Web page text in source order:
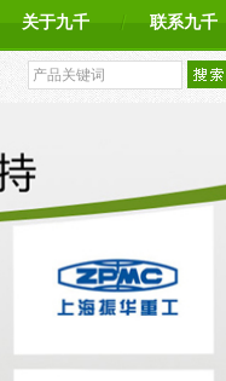
关于九千 联系九千